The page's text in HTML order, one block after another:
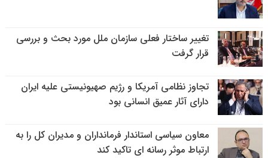
تغییر ساختار فعلی سازمان ملل مورد بحث و بررسی
قرار گرفت
تجاوز نظامی آمریکا و رژیم صهیونیستی علیه ایران
دارای آثار عمیق انسانی بود
معاون سیاسی استاندار فرمانداران و مدیران کل را به
ارتباط موثر رسانه ای تاکید کند